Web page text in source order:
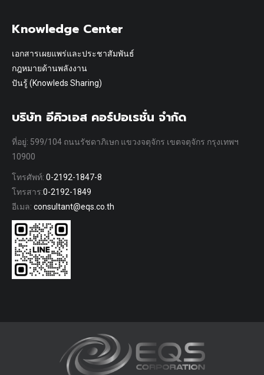
Knowledge Center
เอกสารเผยแพร่และประชาสัมพันธ์
กฎหมายด้านพลังงาน
ปันรู้ (Knowleds Sharing)
บริษัท อีคิวเอส คอร์ปอเรชั่น จำกัด
ที่อยู่: 599/104 ถนนรัชดาภิเษก แขวงจตุจักร เขตจตุจักร กรุงเทพฯ
10900
โทรศัพท์: 0-2192-1847-8
โทรสาร:0-2192-1849
อีเมล: consultant@eqs.co.th